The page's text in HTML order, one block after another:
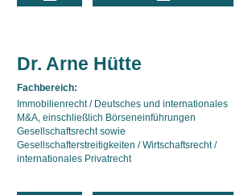
Dr. Arne Hütte
Fachbereich:
Immobilienrecht / Deutsches und internationales
M&A, einschließlich Börseneinführungen
Gesellschaftsrecht sowie
Gesellschafterstreitigkeiten / Wirtschaftsrecht /
internationales Privatrecht